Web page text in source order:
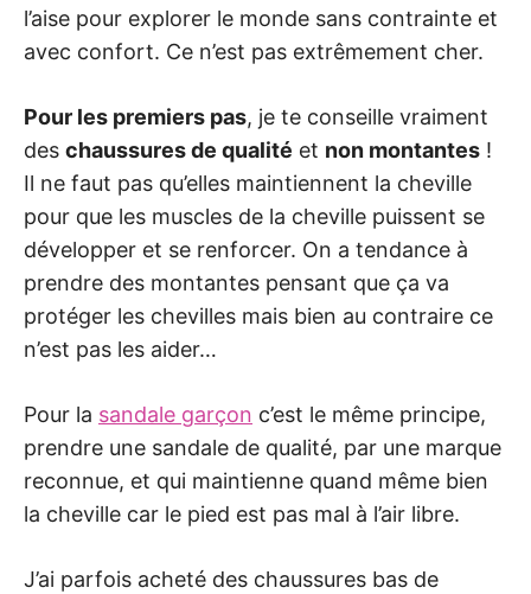
l’aise pour explorer le monde sans contrainte et
avec confort. Ce n’est pas extrêmement cher.
Pour les premiers pas, je te conseille vraiment
des chaussures de qualité et non montantes !
Il ne faut pas qu’elles maintiennent la cheville
pour que les muscles de la cheville puissent se
développer et se renforcer. On a tendance à
prendre des montantes pensant que ça va
protéger les chevilles mais bien au contraire ce
n’est pas les aider…
Pour la sandale garçon c’est le même principe,
prendre une sandale de qualité, par une marque
reconnue, et qui maintienne quand même bien
la cheville car le pied est pas mal à l’air libre.
J’ai parfois acheté des chaussures bas de